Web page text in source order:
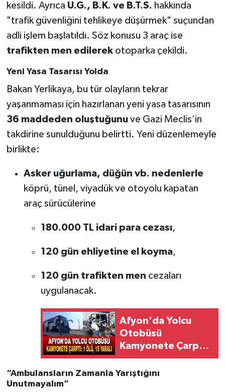
kesildi. Ayrıca U.G., B.K. ve B.T.S. hakkında
"trafik güvenliğini tehlikeye düşürmek" suçundan
adli işlem başlatıldı. Söz konusu 3 araç ise
trafikten men edilerekotoparka çekildi.
Yeni Yasa Tasarısı Yolda
Bakan Yerlikaya, bu tür olayların tekrar
yaşanmaması için hazırlanan yeni yasa tasarısının
36 maddeden oluştuğunuve Gazi Meclis’in
takdirine sunulduğunu belirtti. Yeni düzenlemeyle
birlikte:
Asker uğurlama, düğün vb. nedenlerle
köprü, tünel, viyadük ve otoyolu kapatan
araç sürücülerine
180.000 TL idari para cezası,
120 gün ehliyetine el koyma,
120 gün trafikten men cezaları
uygulanacak.
Afyon'da Yolcu
Otobüsü
Kamyonete Çarptı:
1 Ölü, 15 Yaralı
“Ambulansların Zamanla Yarıştığını
Unutmayalım”